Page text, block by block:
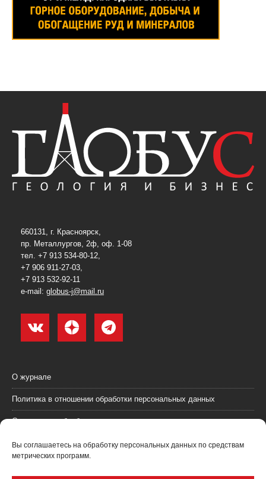
Вы соглашаетесь на обработку персональных данных по средствам
метрических программ.
660131, г. Красноярск,
пр. Металлургов, 2ф, оф. 1-08
тел. +7 913 534-80-12,
+7 906 911-27-03,
+7 913 532-92-11
e-mail: globus-j@mail.ru
О журнале
Политика в отношении обработки персональных данных
Согласие на обработку персональных данных
Пользовательское соглашение (оферта)